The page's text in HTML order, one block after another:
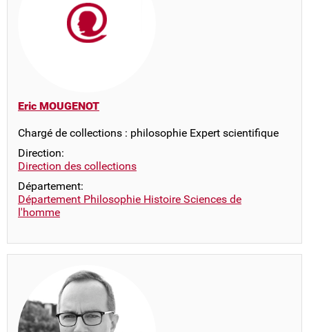
Eric MOUGENOT
Chargé de collections : philosophie Expert scientifique
Direction:
Direction des collections
Département:
Département Philosophie Histoire Sciences de
l'homme